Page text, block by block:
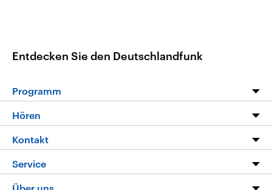
Entdecken Sie den Deutschlandfunk
Programm
Programm
Die Nachrichten
Nachrichtenleicht
Hören
Livestream
Podcasts
Kontakt
Hörerservice
Service
FAQ